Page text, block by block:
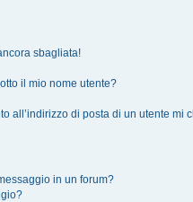
sbagliata!
il mio nome utente?
all’indirizzo di posta di un utente mi
in un forum?